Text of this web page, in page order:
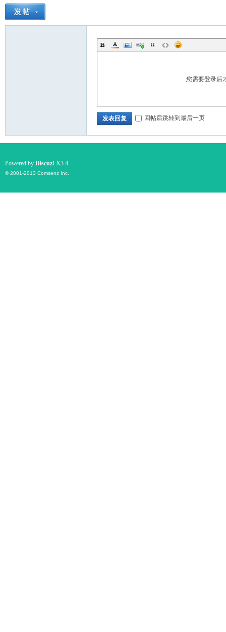
您需要登录后
发表回复 回帖后跳转到最后一页
Powered by Discuz! X3.4
© 2001-2013 Comsenz Inc.